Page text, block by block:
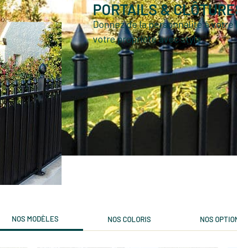
PORTAILS &
Donnez de la personnalité à
votre propriété avec style.
NOS MODÈLES NOS COLORIS NOS